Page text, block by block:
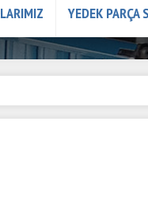
YEDEK PARÇA